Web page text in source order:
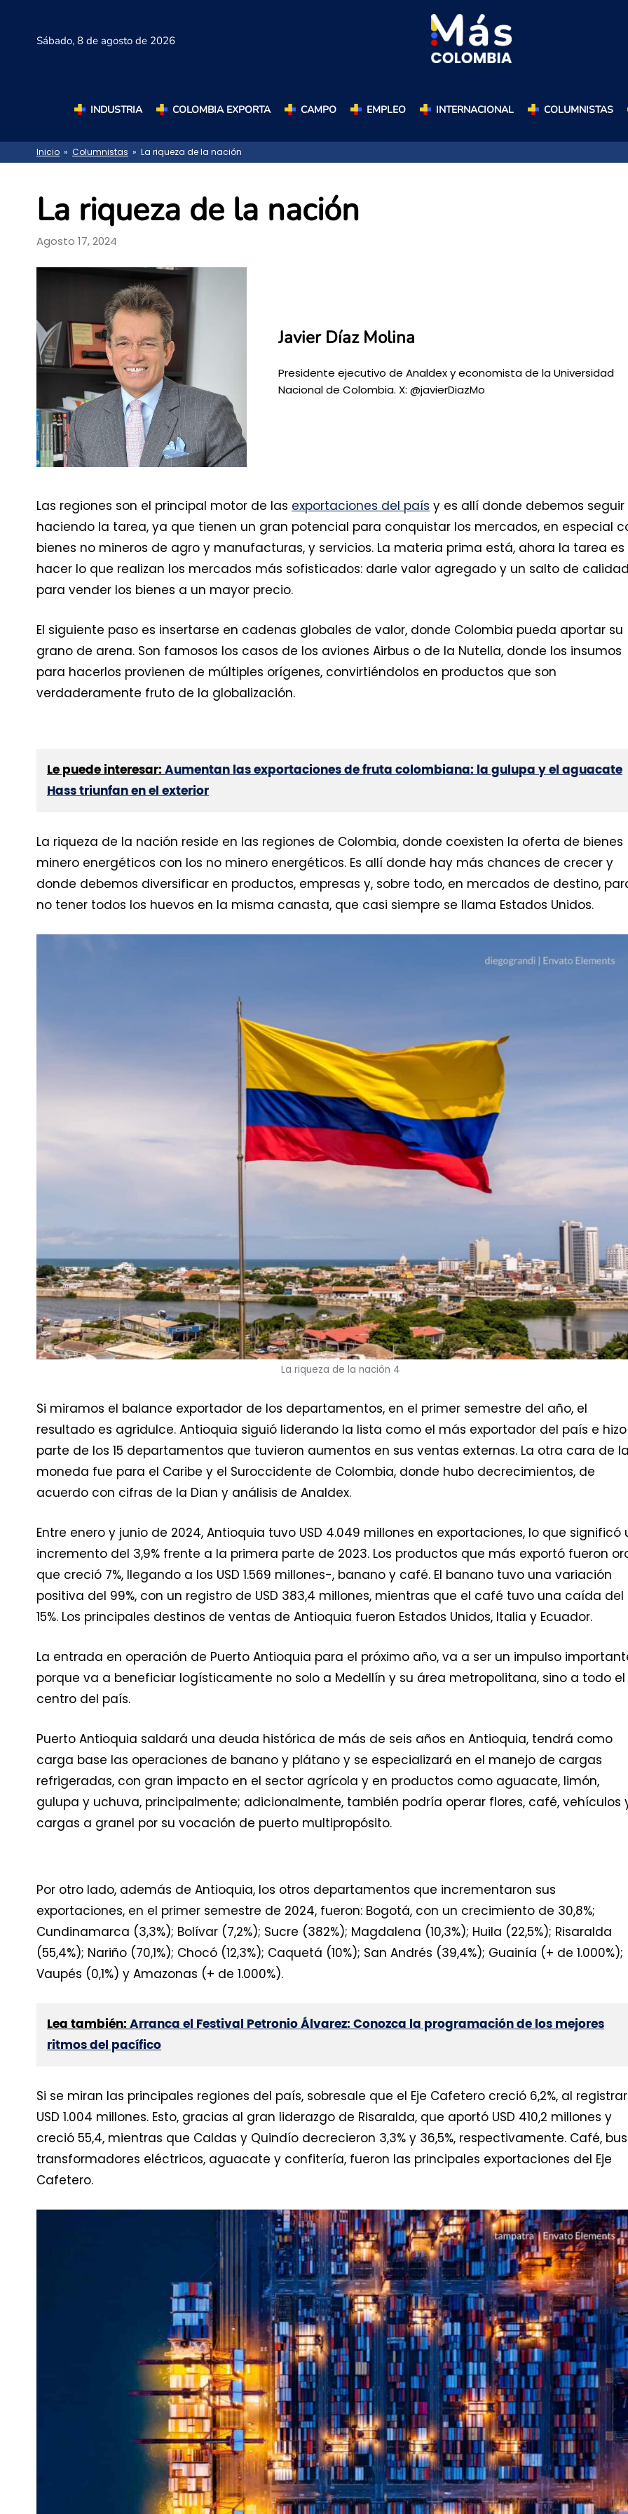
Sábado, 8 de agosto de 2026
INDUSTRIA COLOMBIA EXPORTA CAMPO EMPLEO INTERNACIONAL COLUMNISTAS
Inicio » Columnistas » La riqueza de la nación
La riqueza de la nación
Agosto 17, 2024
Javier Díaz Molina
Presidente ejecutivo de Analdex y economista de la Universidad
Nacional de Colombia. X: @javierDiazMo
Las regiones son el principal motor de las exportaciones del país y es allí donde debemos seguir
haciendo la tarea, ya que tienen un gran potencial para conquistar los mercados, en especial
bienes no mineros de agro y manufacturas, y servicios. La materia prima está, ahora la tarea es
hacer lo que realizan los mercados más sofisticados: darle valor agregado y un salto de
para vender los bienes a un mayor precio.
El siguiente paso es insertarse en cadenas globales de valor, donde Colombia pueda aportar su
grano de arena. Son famosos los casos de los aviones Airbus o de la Nutella, donde los insumos
para hacerlos provienen de múltiples orígenes, convirtiéndolos en productos que son
verdaderamente fruto de la globalización.
Le puede interesar: Aumentan las exportaciones de fruta colombiana: la gulupa y el aguacate
Hass triunfan en el exterior
La riqueza de la nación reside en las regiones de Colombia, donde coexisten la oferta de bienes
minero energéticos con los no minero energéticos. Es allí donde hay más chances de crecer y
donde debemos diversificar en productos, empresas y, sobre todo, en mercados de destino,
no tener todos los huevos en la misma canasta, que casi siempre se llama Estados Unidos.
La riqueza de la nación 4
Si miramos el balance exportador de los departamentos, en el primer semestre del año, el
resultado es agridulce. Antioquia siguió liderando la lista como el más exportador del país e hizo
parte de los 15 departamentos que tuvieron aumentos en sus ventas externas. La otra cara de
moneda fue para el Caribe y el Suroccidente de Colombia, donde hubo decrecimientos, de
acuerdo con cifras de la Dian y análisis de Analdex.
Entre enero y junio de 2024, Antioquia tuvo USD 4.049 millones en exportaciones, lo que significó
incremento del 3,9% frente a la primera parte de 2023. Los productos que más exportó fueron
que creció 7%, llegando a los USD 1.569 millones-, banano y café. El banano tuvo una variación
positiva del 99%, con un registro de USD 383,4 millones, mientras que el café tuvo una caída del
15%. Los principales destinos de ventas de Antioquia fueron Estados Unidos, Italia y Ecuador.
La entrada en operación de Puerto Antioquia para el próximo año, va a ser un impulso
porque va a beneficiar logísticamente no solo a Medellín y su área metropolitana, sino a todo el
centro del país.
Puerto Antioquia saldará una deuda histórica de más de seis años en Antioquia, tendrá como
carga base las operaciones de banano y plátano y se especializará en el manejo de cargas
refrigeradas, con gran impacto en el sector agrícola y en productos como aguacate, limón,
gulupa y uchuva, principalmente; adicionalmente, también podría operar flores, café, vehículos
cargas a granel por su vocación de puerto multipropósito.
Por otro lado, además de Antioquia, los otros departamentos que incrementaron sus
exportaciones, en el primer semestre de 2024, fueron: Bogotá, con un crecimiento de 30,8%;
Cundinamarca (3,3%); Bolívar (7,2%); Sucre (382%); Magdalena (10,3%); Huila (22,5%); Risaralda
(55,4%); Nariño (70,1%); Chocó (12,3%); Caquetá (10%); San Andrés (39,4%); Guainía (+ de 1.000%);
Vaupés (0,1%) y Amazonas (+ de 1.000%).
Lea también: Arranca el Festival Petronio Álvarez: Conozca la programación de los mejores
ritmos del pacífico
Si se miran las principales regiones del país, sobresale que el Eje Cafetero creció 6,2%, al registrar
USD 1.004 millones. Esto, gracias al gran liderazgo de Risaralda, que aportó USD 410,2 millones y
creció 55,4, mientras que Caldas y Quindío decrecieron 3,3% y 36,5%, respectivamente. Café,
transformadores eléctricos, aguacate y confitería, fueron las principales exportaciones del Eje
Cafetero.